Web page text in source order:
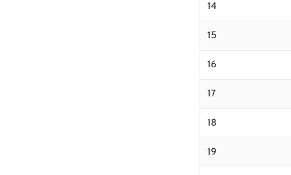
14
15
16
17
18
19